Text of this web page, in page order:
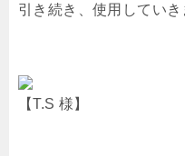
引き続き、使用していき
【T.S 様】